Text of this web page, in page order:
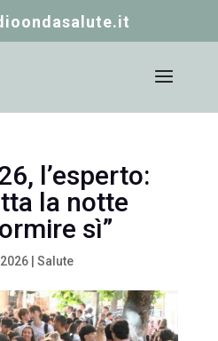
l’esperto:
la notte
sì”
| Salute